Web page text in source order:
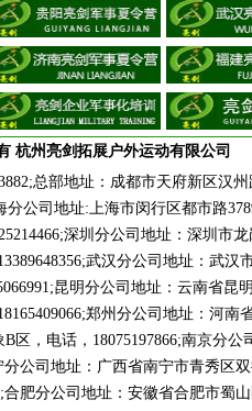
杭州亮剑拓展户外运动有限公司
总部地址：成都市天府新区汉
公司地址:上海市闵行区都市路
深圳分公司地址：深圳市
武汉分公司地址：武
昆明分公司地址：云南省昆
郑州分公司地址：河南
区，电话，18075197866;南京分
公司地址：广西省南宁市青秀区
肥分公司地址：安徽省合肥市蜀